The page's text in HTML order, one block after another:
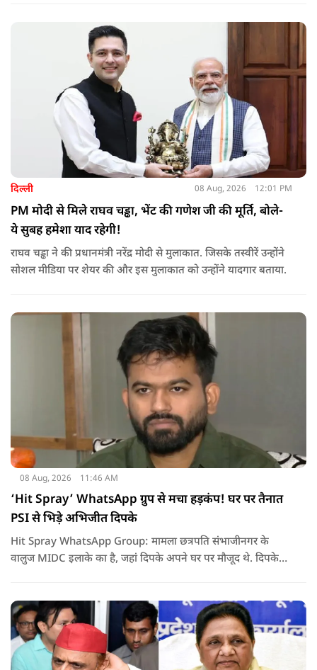
दिल्ली 08 Aug, 2026 12:01 PM
PM मोदी से मिले राघव चड्ढा, भेंट की गणेश जी की मूर्ति, बोले-
ये सुबह हमेशा याद रहेगी!
राघव चड्ढा ने की प्रधानमंत्री नरेंद्र मोदी से मुलाकात. जिसके तस्वीरें उन्होंने
सोशल मीडिया पर शेयर की और इस मुलाकात को उन्होंने यादगार बताया.
08 Aug, 2026 11:46 AM
‘Hit Spray’ WhatsApp ग्रुप से मचा हड़कंप! घर पर तैनात
PSI से भिड़े अभिजीत दिपके
Hit Spray WhatsApp Group: मामला छत्रपति संभाजीनगर के
वालुज MIDC इलाके का है, जहां दिपके अपने घर पर मौजूद थे. दिपके
को लेकर दिपके की पुलिस अधिकारी से तीखी बहस हो गई.